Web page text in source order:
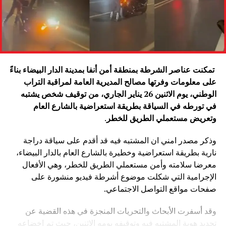
تمكنت عناصر الشرطة بمنطقة أمن أنفا بمدينة الدار البيضاء بناءً
على معلومات وفرتها مصالح المديرية العامة لمراقبة التراب
الوطني، يوم الاثنين 26 يناير الجاري، من توقيف شخص يشتبه
في تورطه في السياقة بطريقة استعراضية بالشارع العام
وتعريض مستعملي الطريق للخطر .
وذكر مصدر امني ان المشتبه فيه قد أقدم على سياقة دراجة
نارية بطريقة استعراضية وخطيرة بالشارع العام بالدار البيضاء،
معرضا سلامته وأمن مستعملي الطريق للخطر، وهي الأفعال
الإجرامية التي شكلت موضوع أشرطة فيديو منشورة على
صفحات مواقع التواصل الاجتماعي.
وقد أسفرت الأبحاث والتحريات المنجزة في هذه القضية عن
تحديد هوية المشتبه فيه وتوقيفه يومه الاثنين، حيث تم إخضاعه